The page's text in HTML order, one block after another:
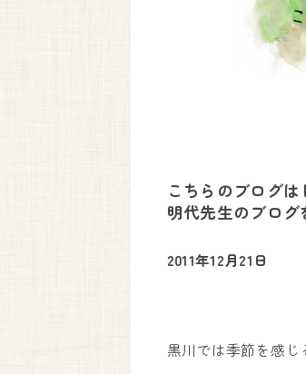
こちらのブログ
明代先生のブログ
2011年12月21日
黒川では季節を感じ